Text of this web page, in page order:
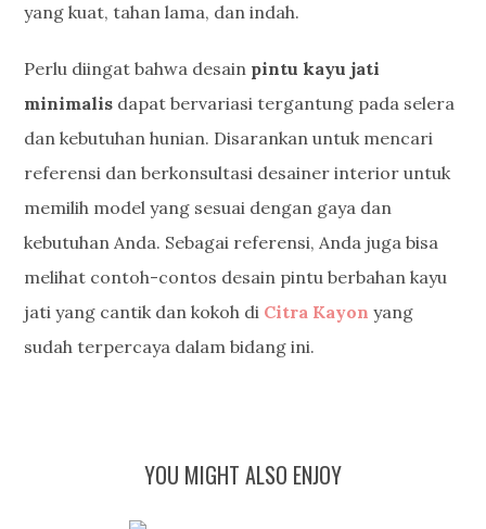
yang kuat, tahan lama, dan indah.
Perlu diingat bahwa desain pintu kayu jati
minimalis dapat bervariasi tergantung pada selera
dan kebutuhan hunian. Disarankan untuk mencari
referensi dan berkonsultasi desainer interior untuk
memilih model yang sesuai dengan gaya dan
kebutuhan Anda. Sebagai referensi, Anda juga bisa
melihat contoh-contos desain pintu berbahan kayu
jati yang cantik dan kokoh di Citra Kayon yang
sudah terpercaya dalam bidang ini.
YOU MIGHT ALSO ENJOY